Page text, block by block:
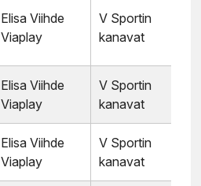
Elisa Viihde
Viaplay
V Sportin
kanavat
Elisa Viihde
Viaplay
V Sportin
kanavat
Elisa Viihde
Viaplay
V Sportin
kanavat